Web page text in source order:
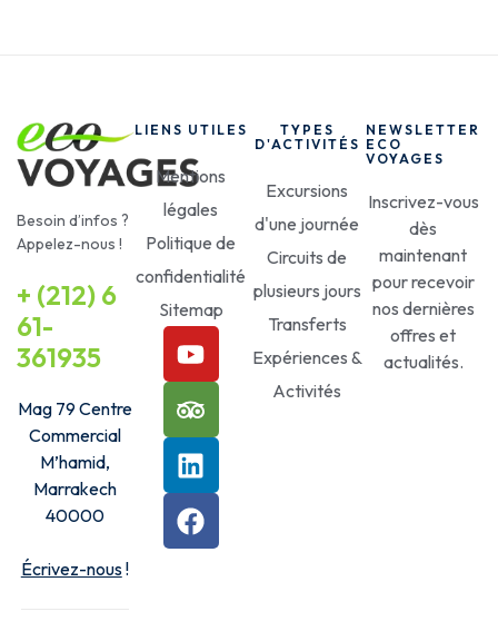
Besoin d’infos ?
Appelez-nous !
+ (212) 6
61-
361935
Mag 79 Centre
Commercial
M’hamid,
Marrakech
40000
Écrivez-nous!
LIENS UTILES
Mentions
légales
Politique de
confidentialité
Sitemap
TYPES
D'ACTIVITÉS
Excursions
d'une journée
Circuits de
plusieurs jours
Transferts
Expériences &
Activités
NEWSLETTER
ECO
VOYAGES
Inscrivez-vous
dès
maintenant
pour recevoir
nos dernières
offres et
actualités.